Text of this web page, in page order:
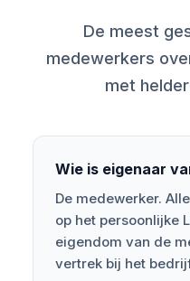
De meest
medewerkers
met
Wie is eigenaar
De medewerker.
op het persoonlijke
eigendom van de
vertrek bij het